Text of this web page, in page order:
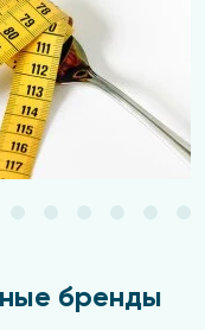
возникновения
реакций
с врачом.
форма
бренды